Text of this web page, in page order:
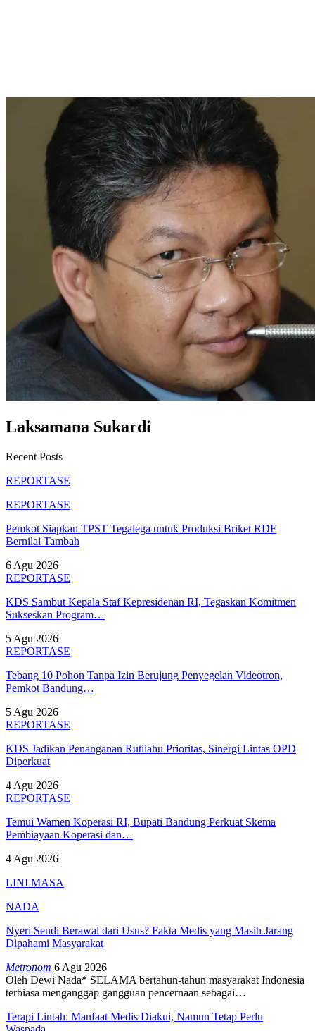
Laksamana Sukardi
Recent Posts
REPORTASE
REPORTASE
Pemkot Siapkan TPST Tegalega untuk Produksi Briket RDF
Bernilai Tambah
6 Agu 2026
REPORTASE
KDS Sambut Kepala Staf Kepresidenan RI, Tegaskan Komitmen
Sukseskan Program…
5 Agu 2026
REPORTASE
Tebang 10 Pohon Tanpa Izin Berujung Penyegelan Videotron,
Pemkot Bandung…
5 Agu 2026
REPORTASE
KDS Jadikan Penanganan Rutilahu Prioritas, Sinergi Lintas OPD
Diperkuat
4 Agu 2026
REPORTASE
Temui Wamen Koperasi RI, Bupati Bandung Perkuat Skema
Pembiayaan Koperasi dan…
4 Agu 2026
LINI MASA
NADA
Nyeri Sendi Berawal dari Usus? Fakta Medis yang Masih Jarang
Dipahami Masyarakat
Metronom 6 Agu 2026
Oleh Dewi Nada* SELAMA bertahun-tahun masyarakat Indonesia
terbiasa menganggap gangguan pencernaan sebagai…
Terapi Lintah: Manfaat Medis Diakui, Namun Tetap Perlu